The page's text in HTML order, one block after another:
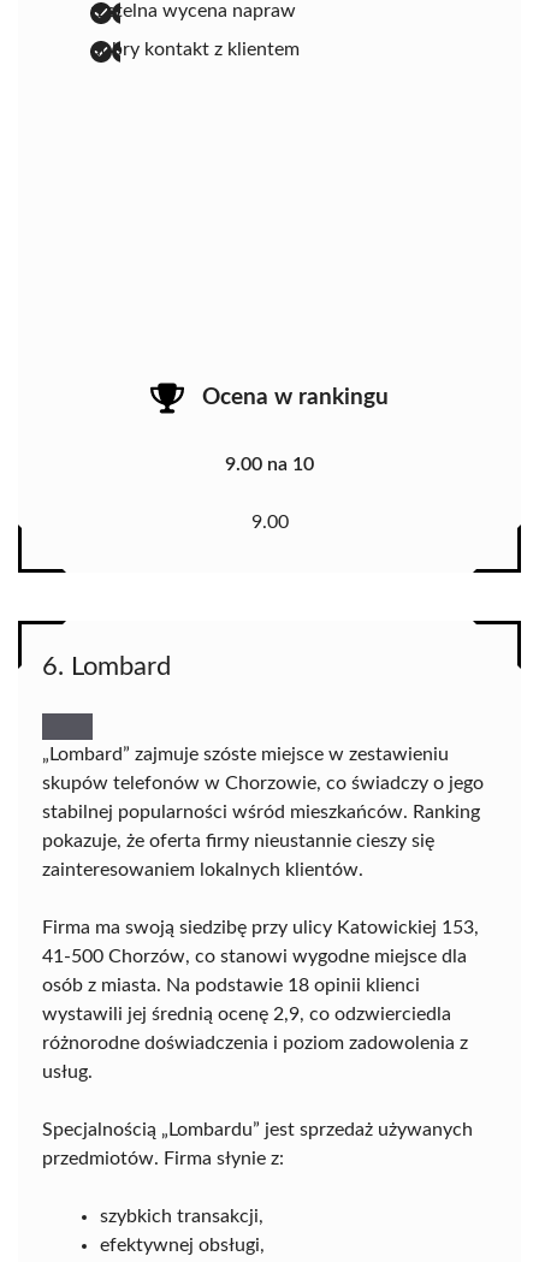
rzetelna wycena napraw
dobry kontakt z klientem
Ocena w rankingu
9.00 na 10
9.00
6. Lombard
„Lombard” zajmuje szóste miejsce w zestawieniu
skupów telefonów w Chorzowie, co świadczy o jego
stabilnej popularności wśród mieszkańców. Ranking
pokazuje, że oferta firmy nieustannie cieszy się
zainteresowaniem lokalnych klientów.
Firma ma swoją siedzibę przy ulicy Katowickiej 153,
41-500 Chorzów, co stanowi wygodne miejsce dla
osób z miasta. Na podstawie 18 opinii klienci
wystawili jej średnią ocenę 2,9, co odzwierciedla
różnorodne doświadczenia i poziom zadowolenia z
usług.
Specjalnością „Lombardu” jest sprzedaż używanych
przedmiotów. Firma słynie z:
szybkich transakcji,
efektywnej obsługi,